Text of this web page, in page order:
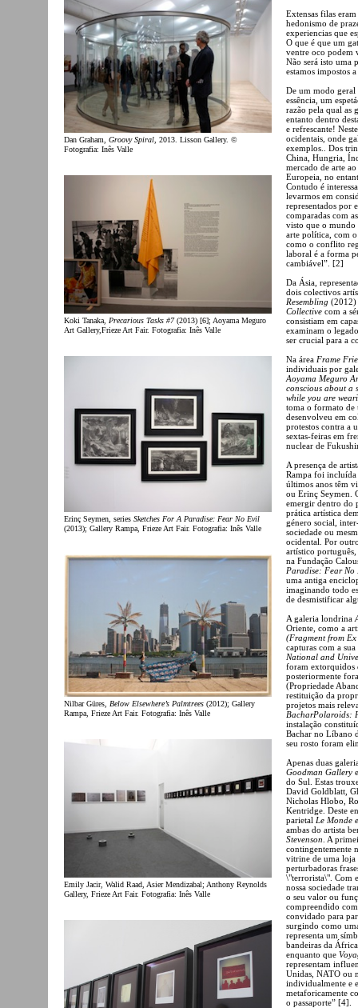
Dan Graham, Groovy Spiral , 2013. Lisson Gallery. ©
Fotografia: Inês Valle
Koki Tanaka, Precarious Tasks #7(2013) [6]; Aoyama Meguro
Art Gallery,Frieze Art Fair. Fotografia: Inês Valle
Erinç Seymen, series Sketches For A Paradise: Fear No Evil
(2013); Gallery Rampa, Frieze Art Fair. Fotografia: Inês Valle
Nilbar Güres, Below Elsewhere’s Palmtrees (2012); Gallery
Rampa, Frieze Art Fair. Fotografia: Inês Valle
Emily Jacir, Walid Raad, Asier Mendizabal; Anthony Reynolds
Gallery, Frieze Art Fair. Fotografia: Inês Valle
Extensas filas
hedonismo de
experiencias que
O que é que um
ventre oco podem
Não será isto uma
estamos impostos
De um modo geral
essência, um
razão pela qual as
entanto dentro
e refrescante!
ocidentais, onde
exemplos.. Dos
China, Hungria,
mercado de arte
Europeia, no
Contudo é
levarmos em
representados por
comparadas com
visto que o mundo
arte política, com
como o conflito
laboral é a forma
cambiável”. [2]
Da Ásia,
dois colectivos
Resembling (2012)
Collective com a
consistiam em
examinam o
ser crucial para a
Na área Frame
individuais por
Aoyama Meguro
conscious about a
while you are
toma o formato de
desenvolveu em
protestos contra a
sextas-feiras em
nuclear de
A presença de
Rampa foi incluída
últimos anos têm
ou Erinç Seymen.
emergir dentro do
prática artística
género social,
sociedade ou
ocidental. Por
artístico
na Fundação
Paradise: Fear No
uma antiga
imaginando todo
de desmistificar
A galeria londrina
Oriente, como a
(Fragment from
capturas com a
National and
foram extorquidos
posteriormente
(Propriedade
restituição da
projetos mais
BacharPolaroids:
instalação
Bachar no Líbano
seu rosto foram
Apenas duas
Goodman Gallery
do Sul. Estas
David Goldblatt,
Nicholas Hlobo,
Kentridge. Deste
parietal Le Monde
ambas do artista
Stevenson . A
contingentemente
vitrine de uma loja
perturbadoras
\"terrorista\". Com
nossa sociedade
o seu valor ou
compreendido
convidado para
surgindo como
representa um
bandeiras da
enquanto que
representam
Unidas, NATO ou
individualmente e
metaforicamente
o passaporte” [4].